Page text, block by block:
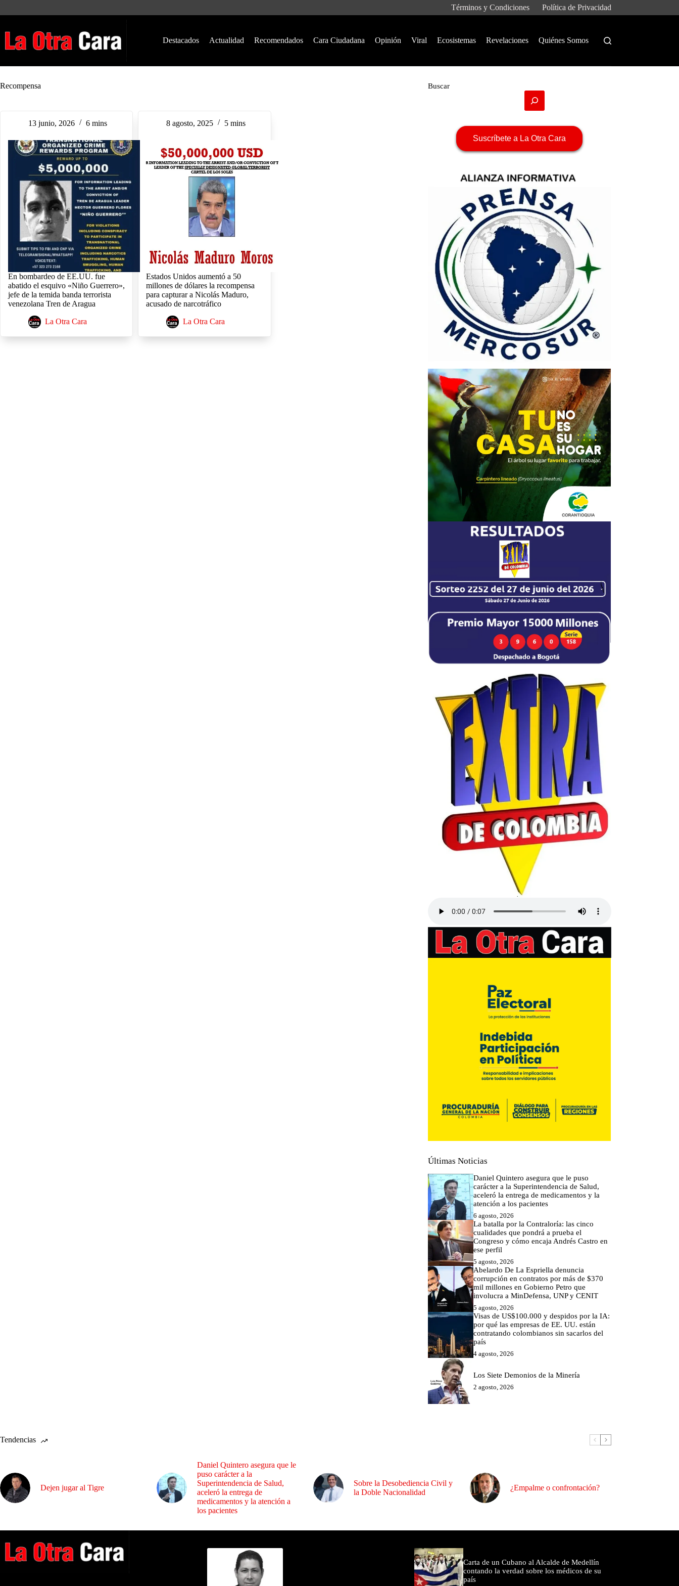
Términos y Condiciones Política de Privacidad
Destacados Actualidad Recomendados Cara Ciudadana Opinión Viral Ecosistemas Revelaciones Quiénes Somos
Recompensa
13 junio, 2026 6 mins
En bombardeo de EE.UU. fue
abatido el esquivo «Niño Guerrero»,
jefe de la temida banda terrorista
venezolana Tren de Aragua
La Otra Cara
8 agosto, 2025 5 mins
Estados Unidos aumentó a 50
millones de dólares la recompensa
para capturar a Nicolás Maduro,
acusado de narcotráfico
La Otra Cara
Buscar
Suscríbete a La Otra Cara
Últimas Noticias
Daniel Quintero asegura que le puso
carácter a la Superintendencia de Salud,
aceleró la entrega de medicamentos y la
atención a los pacientes
6 agosto, 2026
La batalla por la Contraloría: las cinco
cualidades que pondrá a prueba el
Congreso y cómo encaja Andrés Castro en
ese perfil
5 agosto, 2026
Abelardo De La Espriella denuncia
corrupción en contratos por más de $370
mil millones en Gobierno Petro que
involucra a MinDefensa, UNP y CENIT
5 agosto, 2026
Visas de US$100.000 y despidos por la IA:
por qué las empresas de EE. UU. están
contratando colombianos sin sacarlos del
país
4 agosto, 2026
Los Siete Demonios de la Minería
2 agosto, 2026
Tendencias
Dejen jugar al Tigre
Daniel Quintero asegura que le
puso carácter a la
Superintendencia de Salud,
aceleró la entrega de
medicamentos y la atención a
los pacientes
Sobre la Desobediencia Civil y
la Doble Nacionalidad
¿Empalme o confrontación?
Carta de un Cubano al Alcalde de Medellín
contando la verdad sobre los médicos de su
país